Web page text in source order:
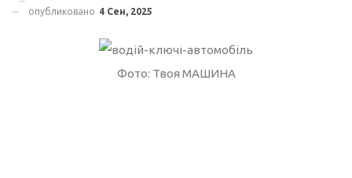
опубликовано 4 Сен, 2025
Фото: Твоя МАШИНА